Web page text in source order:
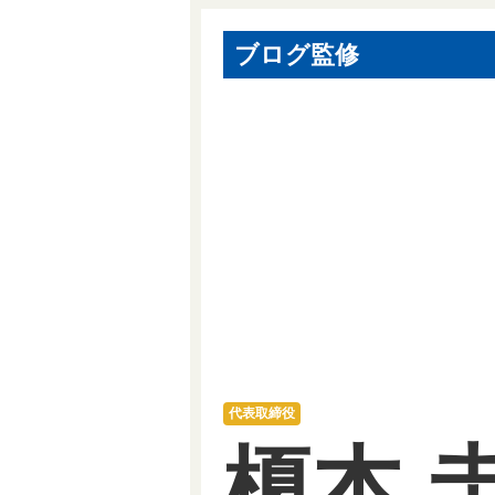
ブログ監修
代表取締役